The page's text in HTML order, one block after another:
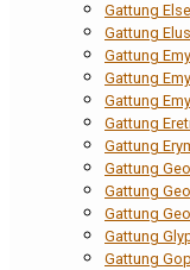
Gattung
Gattung
Gattung
Gattung
Gattung
Gattung
Gattung
Gattung
Gattung
Gattung
Gattung
Gattung